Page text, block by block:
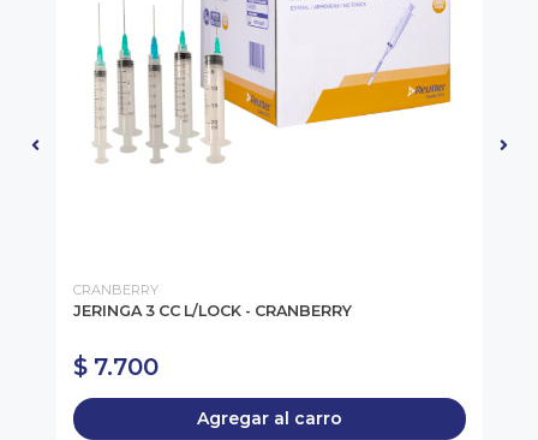
CRANBERRY
JERINGA 3 CC L/LOCK - CRANBERRY
$ 7.700
Agregar al carro